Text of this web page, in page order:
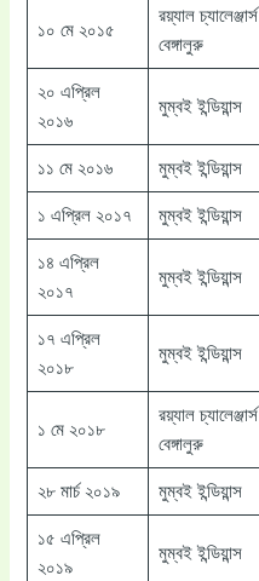
১০ মে ২০১৫
রয়্যাল চ্যালেঞ্জার্স
বেঙ্গালুরু
২০ এপ্রিল
২০১৬
মুম্বই ইন্ডিয়ান্স
১১ মে ২০১৬ মুম্বই ইন্ডিয়ান্স
১ এপ্রিল ২০১৭ মুম্বই ইন্ডিয়ান্স
১৪ এপ্রিল
২০১৭
মুম্বই ইন্ডিয়ান্স
১৭ এপ্রিল
২০১৮
মুম্বই ইন্ডিয়ান্স
১ মে ২০১৮
রয়্যাল চ্যালেঞ্জার্স
বেঙ্গালুরু
২৮ মার্চ ২০১৯ মুম্বই ইন্ডিয়ান্স
১৫ এপ্রিল
২০১৯
মুম্বই ইন্ডিয়ান্স